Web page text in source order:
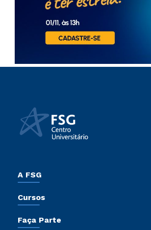
A FSG
Sala de Imprensa
Cursos
Pós-Graduação
Faça Parte